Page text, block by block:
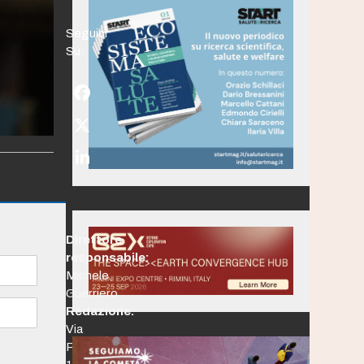
Seguici
Su:
Facebook
Twitter
(deprecated)
LinkedIn
Direttore
responsabile:
Michele
Guerriero
Redazione:
Via
Po,